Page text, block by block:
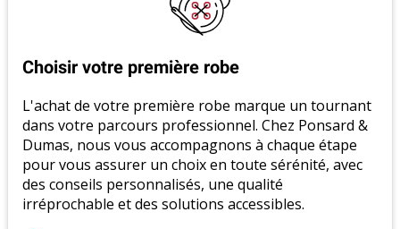
Choisir votre première robe
L'achat de votre première robe marque un tournant
dans votre parcours professionnel. Chez Ponsard &
Dumas, nous vous accompagnons à chaque étape
pour vous assurer un choix en toute sérénité, avec
des conseils personnalisés, une qualité
irréprochable et des solutions accessibles.